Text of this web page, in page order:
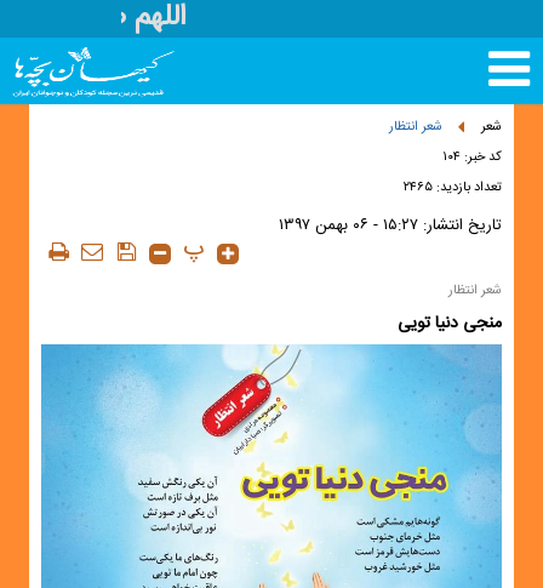
اللهم صل علی
تغییر
وضعیت
منوی
سرویس
شعر
شعر انتظار
کد خبر: ۱۰۴
تعداد بازدید: ۲۴۶۵
تاریخ انتشار: ۱۵:۲۷ - ۰۶ بهمن ۱۳۹۷
پ
شعر انتظار
منجی دنیا تویی